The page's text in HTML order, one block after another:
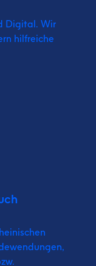
Digital. Wir
hilfreiche